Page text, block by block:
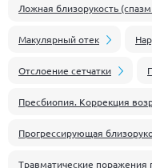
Ложная близорукость
Макулярный отек
Отслоение сетчатки
Пресбиопия. Коррекция
Прогрессирующая
Травматические поражения